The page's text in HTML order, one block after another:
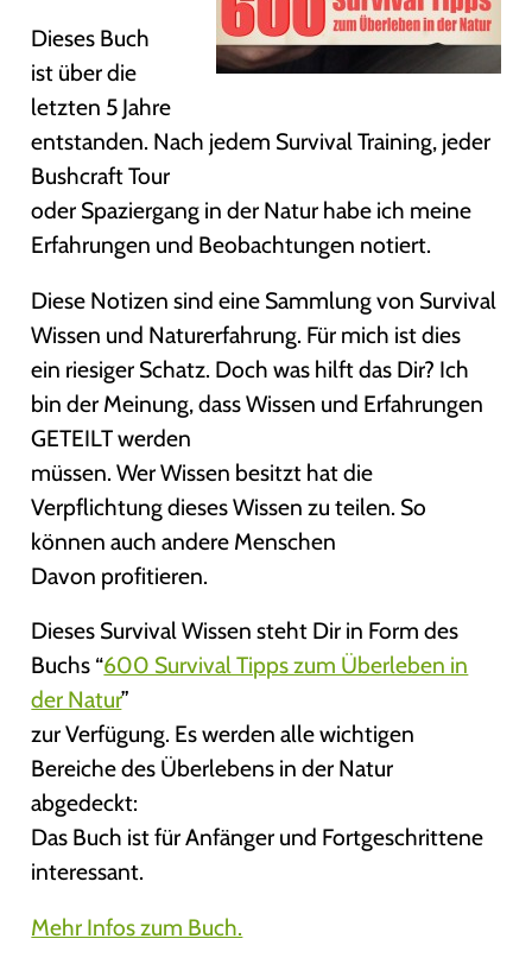
Dieses Buch
ist über die
letzten 5 Jahre
entstanden. Nach jedem Survival Training, jeder
Bushcraft Tour
oder Spaziergang in der Natur habe ich meine
Erfahrungen und Beobachtungen notiert.
Diese Notizen sind eine Sammlung von Survival
Wissen und Naturerfahrung. Für mich ist dies
ein riesiger Schatz. Doch was hilft das Dir? Ich
bin der Meinung, dass Wissen und Erfahrungen
GETEILT werden
müssen. Wer Wissen besitzt hat die
Verpflichtung dieses Wissen zu teilen. So
können auch andere Menschen
Davon profitieren.
Dieses Survival Wissen steht Dir in Form des
Buchs “600 Survival Tipps zum Überleben in
der Natur”
zur Verfügung. Es werden alle wichtigen
Bereiche des Überlebens in der Natur
abgedeckt:
Das Buch ist für Anfänger und Fortgeschrittene
interessant.
Mehr Infos zum Buch.